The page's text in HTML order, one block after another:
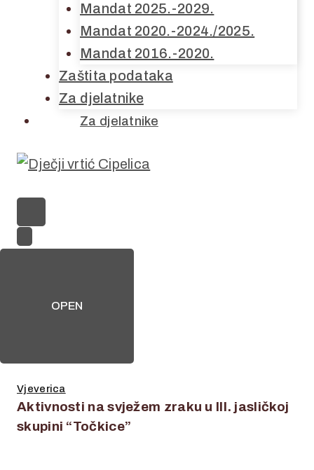
Mandat 2025.-2029.
Mandat 2020.-2024./2025.
Mandat 2016.-2020.
Zaštita podataka
Za djelatnike
Za djelatnike
OPEN
Vjeverica
Aktivnosti na svježem zraku u III. jasličkoj
skupini “Točkice”